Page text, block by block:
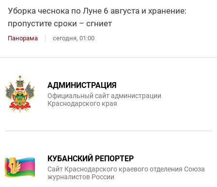
Уборка чеснока по Луне 6 августа и хранение:
пропустите сроки – сгниет
Панорама сегодня, 01:00
АДМИНИСТРАЦИЯ
Официальный сайт администрации
Краснодарского края
КУБАНСКИЙ РЕПОРТЕР
Сайт Краснодарского краевого отделения Союза
журналистов России